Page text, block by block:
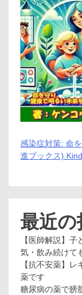
ン
感染症対策: 命
進ブックス)
最近の
【医師解説】
気・飲み続け
【抗不安薬】
薬です
糖尿病の薬で膀